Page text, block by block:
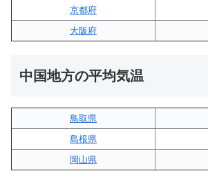
京都府
大阪府
中国地方の平均気温
鳥取県
島根県
岡山県